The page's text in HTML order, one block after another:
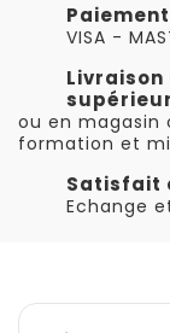
VISA -
Livraison
ou en magasin
formation et
Satisfait
Echange